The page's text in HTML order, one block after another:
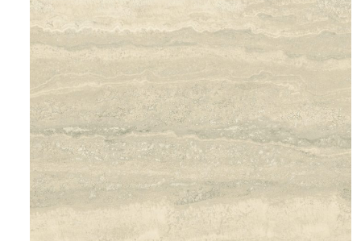
TOP CERAMICSБайгалын өнгө тансаг
мэдрэмжийг таны орчинд